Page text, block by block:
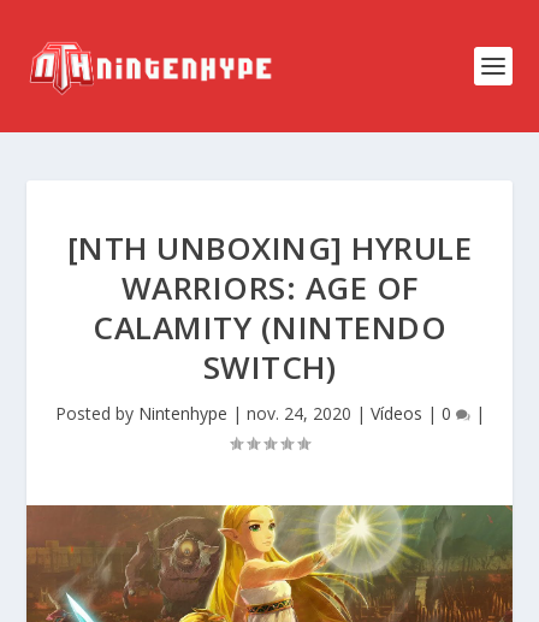
[NTH UNBOXING] HYRULE
WARRIORS: AGE OF
CALAMITY (NINTENDO
SWITCH)
Posted by Nintenhype | nov. 24, 2020 | Vídeos | 0 |